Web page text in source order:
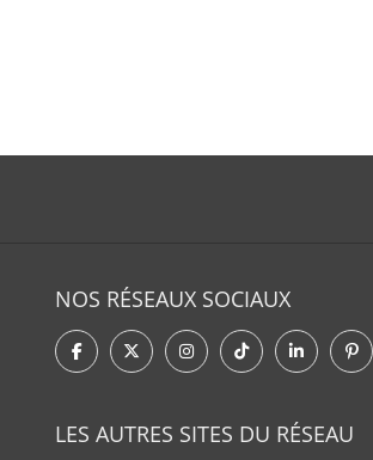
NOS RÉSEAUX SOCIAUX
LES AUTRES SITES DU RÉSEAU